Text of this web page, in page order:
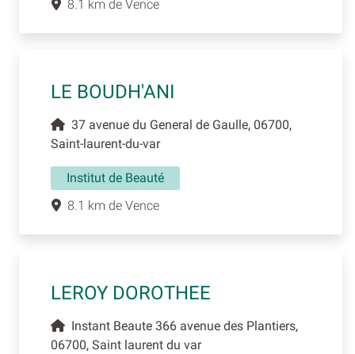
8.1 km de Vence
LE BOUDH'ANI
37 avenue du General de Gaulle, 06700,
Saint-laurent-du-var
Institut de Beauté
8.1 km de Vence
LEROY DOROTHEE
Instant Beaute 366 avenue des Plantiers,
06700, Saint laurent du var